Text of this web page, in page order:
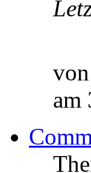
von
am